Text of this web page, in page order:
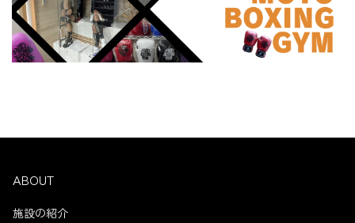
ABOUT
施設の紹介